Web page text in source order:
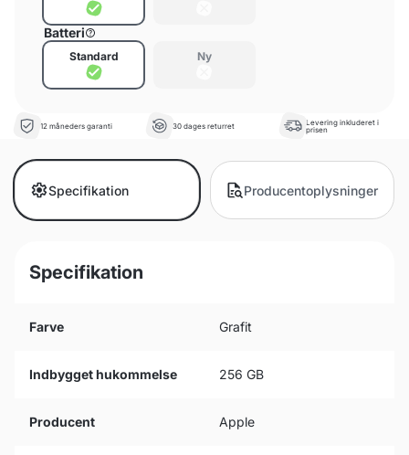
Batteri
Standard Ny
12 måneders garanti 30 dages returret
Levering inkluderet i
prisen
Specifikation Producentoplysninger
Specifikation
Farve Grafit
Indbygget hukommelse 256 GB
Producent Apple